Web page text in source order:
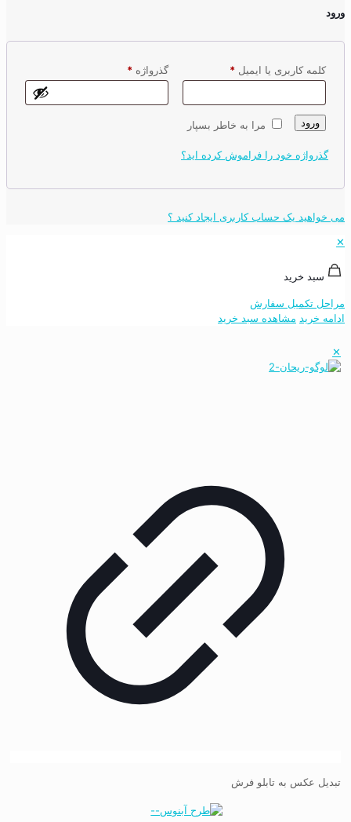
ورود
کلمه کاربری یا ایمیل * گذرواژه *
مرا به خاطر بسپار ورود
گذرواژه خود را فراموش کرده اید؟
می خواهید یک حساب کاربری ایجاد کنید ؟
✕
سبد خرید
مراحل تکمیل سفارش
ادامه خرید مشاهده سبد خرید
✕
تبدیل عکس به تابلو فرش